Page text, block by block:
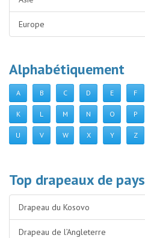
Europe
Alphabétiquement
A B C D E F
K L M N O P
U V W X Y Z
Top drapeaux de pays
Drapeau du Kosovo
Drapeau de l’Angleterre